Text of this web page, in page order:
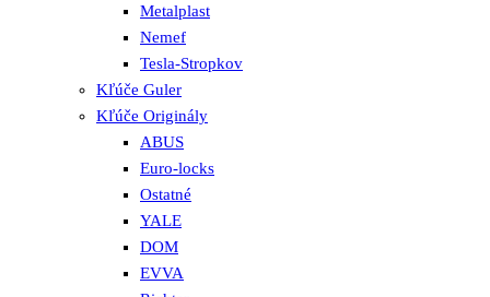
Metalplast
Nemef
Tesla-Stropkov
Kľúče Guler
Kľúče Originály
ABUS
Euro-locks
Ostatné
YALE
DOM
EVVA